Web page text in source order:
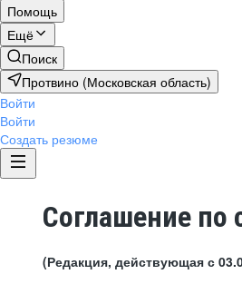
Помощь
Ещё
Поиск
Протвино (Московская область)
Войти
Войти
Создать резюме
Соглашение по
(Редакция, действующая с